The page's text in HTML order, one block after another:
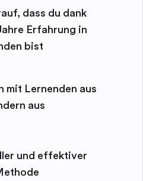
dass du dank
Erfahrung in
bist
mit Lernenden aus
aus
und effektiver